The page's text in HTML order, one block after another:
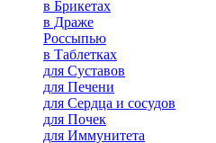
в Брикетах
в Драже
Россыпью
в Таблетках
для Cуставов
для Печени
для Сердца и сосудов
для Почек
для Иммунитета